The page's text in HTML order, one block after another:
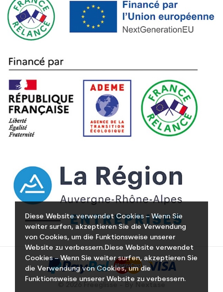
Diese Website verwendet Cookies – Wenn Sie
weiter surfen, akzeptieren Sie die Verwendung
von Cookies, um die Funktionsweise unserer
Website zu verbessern.Diese Website verwendet
Cookies – Wenn Sie weiter surfen, akzeptieren Sie
die Verwendung von Cookies, um die
Funktionsweise unserer Website zu verbessern.